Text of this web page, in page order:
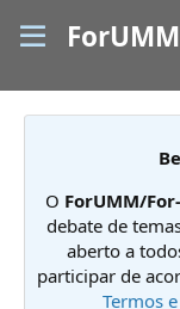
ForUMM
O ForUMM/
debate de
aberto a
participar de
Termos